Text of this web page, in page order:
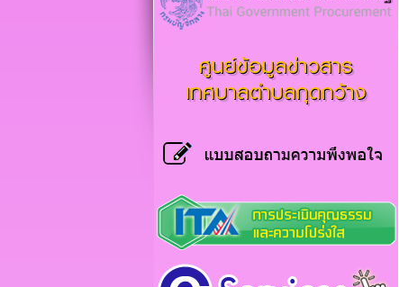
ศูนย์ข้อมูลข่าวสาร
เทศบาลตำบลกุดกว้าง